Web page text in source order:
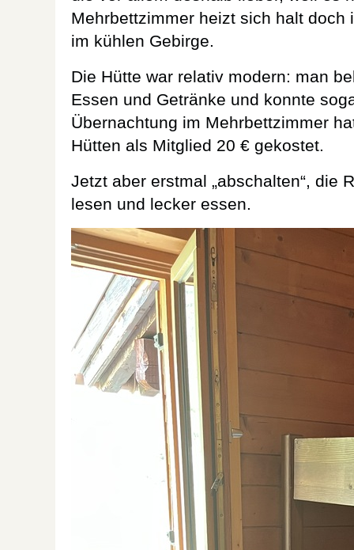
Mehrbettzimmer heizt sich halt doch
im kühlen Gebirge.
Die Hütte war relativ modern: man
Essen und Getränke und konnte
Übernachtung im Mehrbettzimmer
Hütten als Mitglied 20 € gekostet.
Jetzt aber erstmal „abschalten“, die
lesen und lecker essen.